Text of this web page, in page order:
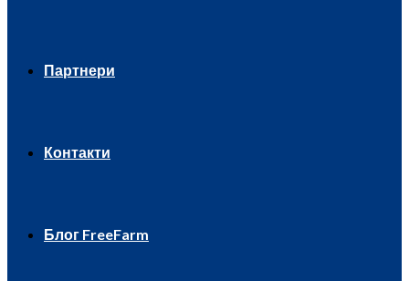
Партнери
Контакти
Блог FreeFarm